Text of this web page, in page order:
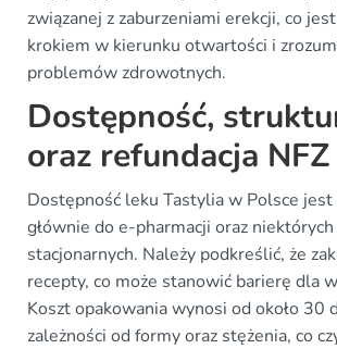
związanej z zaburzeniami erekcji, co
krokiem w kierunku otwartości i
problemów zdrowotnych.
Dostępność,
oraz refundacja NFZ
Dostępność leku Tastylia w Polsce jest
głównie do e-pharmacji oraz
stacjonarnych. Należy podkreślić, że
recepty, co może stanowić barierę dla
Koszt opakowania wynosi od około 30
zależności od formy oraz stężenia, co